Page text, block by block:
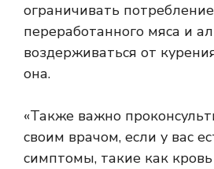
ограничивать
переработанного мяса и
воздерживаться от
она.
«Также важно
своим врачом, если у вас
симптомы, такие как